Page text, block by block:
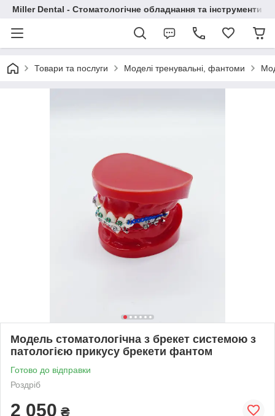
Miller Dental - Стоматологічне обладнання та інструменти
Товари та послуги Моделі тренувальні, фантоми
Модель стоматологічна з брекет системою з
патологією прикусу брекети фантом
Готово до відправки
Роздріб
2 050 ₴